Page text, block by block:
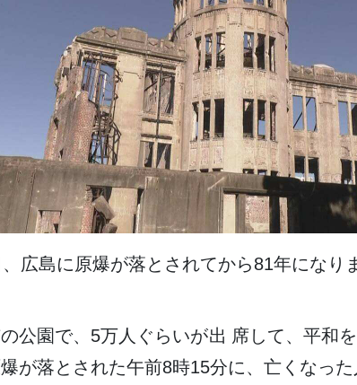
、 広島に原爆が落とされてから81年になり
の公園で、5万人 ぐらいが出席 して、 平和を
が落とされた午前8時15分に、 亡 くなった